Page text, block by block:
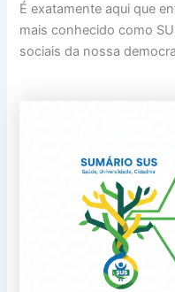
É exatamente aqui que
mais conhecido como
sociais da nossa